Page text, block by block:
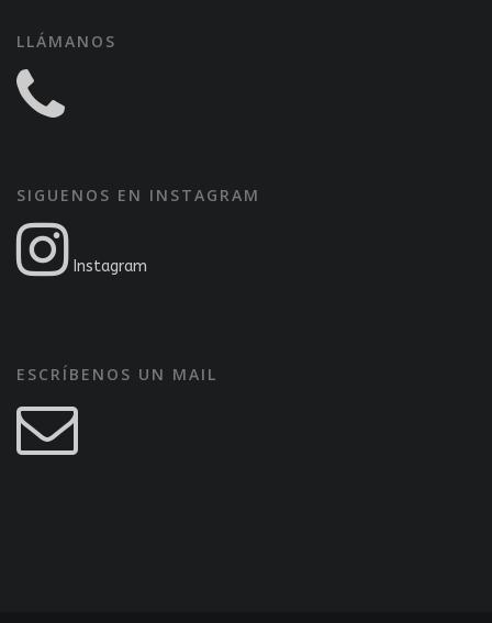
LLÁMANOS
SIGUENOS EN INSTAGRAM
Instagram
ESCRÍBENOS UN MAIL